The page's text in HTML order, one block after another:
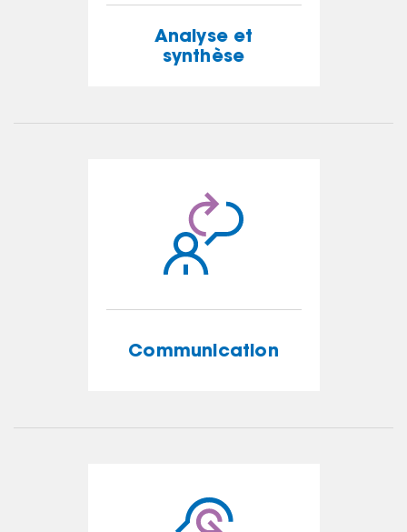
Analyse et
synthèse
EN SAVOIR PLUS
Communication
Communication
EN SAVOIR PLUS